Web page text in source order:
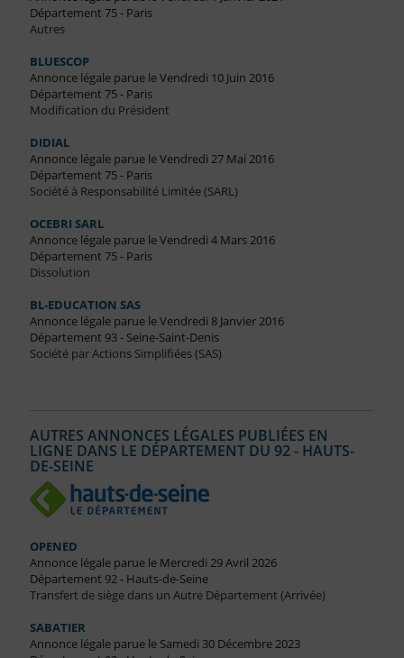
Département 75 - Paris
Autres
BLUESCOP
Annonce légale parue le Vendredi 10 Juin 2016
Département 75 - Paris
Modification du Président
DIDIAL
Annonce légale parue le Vendredi 27 Mai 2016
Département 75 - Paris
Société à Responsabilité Limitée (SARL)
OCEBRI SARL
Annonce légale parue le Vendredi 4 Mars 2016
Département 75 - Paris
Dissolution
BL-EDUCATION SAS
Annonce légale parue le Vendredi 8 Janvier 2016
Département 93 - Seine-Saint-Denis
Société par Actions Simplifiées (SAS)
AUTRES ANNONCES LÉGALES PUBLIÉES EN
LIGNE DANS LE DÉPARTEMENT DU 92 - HAUTS-
DE-SEINE
OPENED
Annonce légale parue le Mercredi 29 Avril 2026
Département 92 - Hauts-de-Seine
Transfert de siège dans un Autre Département (Arrivée)
SABATIER
Annonce légale parue le Samedi 30 Décembre 2023